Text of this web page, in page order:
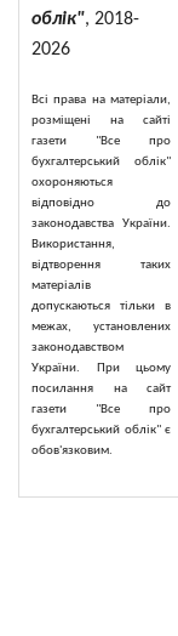
облік", 2018-
2026
Всі права на матеріали,
розміщені на сайті
газети "Все про
бухгалтерський облік"
охороняються
відповідно до
законодавства України.
Використання,
відтворення таких
матеріалів
допускаються тільки в
межах, установлених
законодавством
України. При цьому
посилання на сайт
газети "Все про
бухгалтерський облік" є
обов'язковим.